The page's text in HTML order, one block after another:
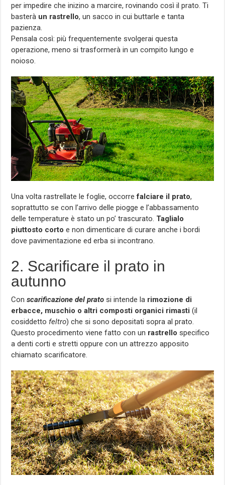
per impedire che inizino a marcire, rovinando così il prato. Ti
basterà un rastrello, un sacco in cui buttarle e tanta
pazienza.
Pensala così: più frequentemente svolgerai questa
operazione, meno si trasformerà in un compito lungo e
noioso.
Una volta rastrellate le foglie, occorrefalciare il prato,
soprattutto se con l’arrivo delle piogge e l’abbassamento
delle temperature è stato un po’ trascurato. Taglialo
piuttosto corto e non dimenticare di curare anche i bordi
dove pavimentazione ed erba si incontrano.
2. Scarificare il prato in
autunno
Conscarificazione del prato si intende la rimozione di
erbacce, muschio o altri composti organici rimasti (il
cosiddetto feltro) che si sono depositati sopra al prato.
Questo procedimento viene fatto con un rastrello specifico
a denti corti e stretti oppure con un attrezzo apposito
chiamato scarificatore.